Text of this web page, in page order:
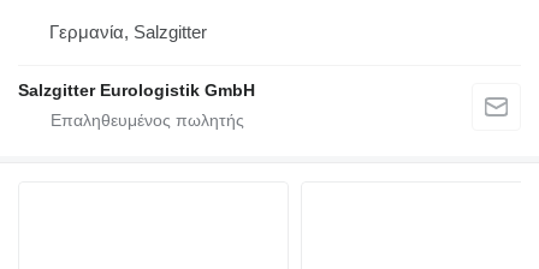
Γερμανία, Salzgitter
Salzgitter Eurologistik GmbH